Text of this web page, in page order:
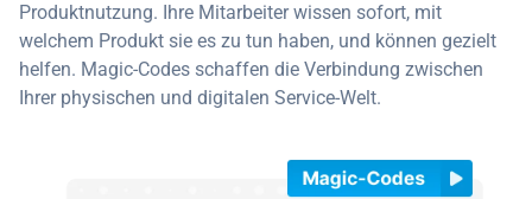
Produktnutzung. Ihre Mitarbeiter wissen sofort, mit
welchem Produkt sie es zu tun haben, und können gezielt
helfen. Magic-Codes schaffen die Verbindung zwischen
Ihrer physischen und digitalen Service-Welt.